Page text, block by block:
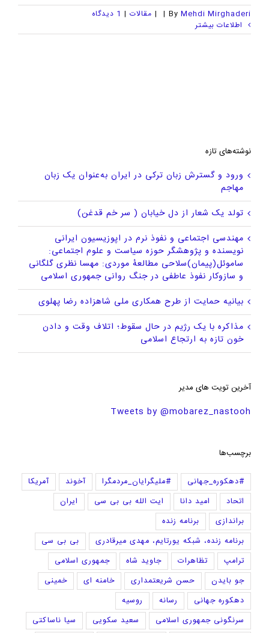
By Mehdi Mirghaderi
|
| مقالات | 1 ديدگاه
اطلاعات بیشتر
نوشته‌های تازه
ورود و گسترش زبان ترکی در ایران به‌عنوان یک زبان
مهاجم
تولد یک شعار از دل خیابان ( سر خم قدغن)
مهندسی اجتماعی و نفوذ نرم در اپوزیسیون ایرانی
نویسنده و پژوهشگر حوزه سیاست و علوم اجتماعی:
ساموئل(پیمان)سلاحی مطالعهٔ موردی: مهسا نظری گلگانی
و سازوکار نفوذ عاطفی در جنگ روانی جمهوری اسلامی
بیانیه حمایت از طرح همکاری ملی شاهزاده رضا پهلوی
مذاکره با یک رژیم در حال سقوط؛ اتلاف وقت و دادن
خون تازه به ارتجاع اسلامی
آخرین تویت های مدیر
Tweets by @mobarez_nastooh
برچسب‌ها
#دهکوره_جهانی #ملیگرایان_مردمگرا آخوند
آمریکا
اتحاد
امید دانا ایت الله بی بی سی
ایران
براندازی
برنامه زنده
برنامه زنده، شبکه یورتایم، مهدی میرقادری
بی بی سی
ترامپ
تظاهرات جاوید شاه
جمهوری اسلامی
جو بایدن
حسن شریعتمداری خامنه ای
خمینی
دهکوره جهانی
رسانه
روسیه
سرنگونی جمهوری اسلامی
سعید سکویی
سیا ناساکتی